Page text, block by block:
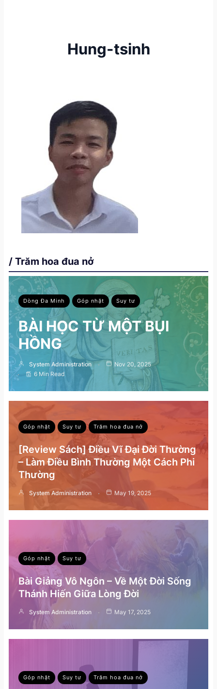
Hung-tsinh
/ Trăm hoa đua nở
Dòng Đa Minh Góp nhặt Suy tư
BÀI HỌC TỪ MỘT BỤI
HỒNG
System Administration
Nov 20, 2025
6 Min Read
Góp nhặt Suy tư Trăm hoa đua nở
[Review Sách] Điều Vĩ Đại Đời Thường
– Làm Điều Bình Thường Một Cách Phi
Thường
System Administration May 19, 2025
Góp nhặt Suy tư
Bài Giảng Vô Ngôn – Về Một Đời Sống
Thánh Hiến Giữa Lòng Đời
System Administration May 17, 2025
Góp nhặt Suy tư Trăm hoa đua nở